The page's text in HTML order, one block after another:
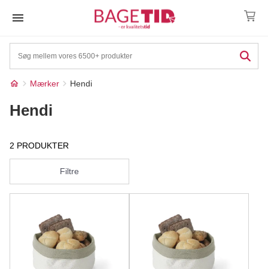
Mærker Hendi
Hendi
2 PRODUKTER
Filtre